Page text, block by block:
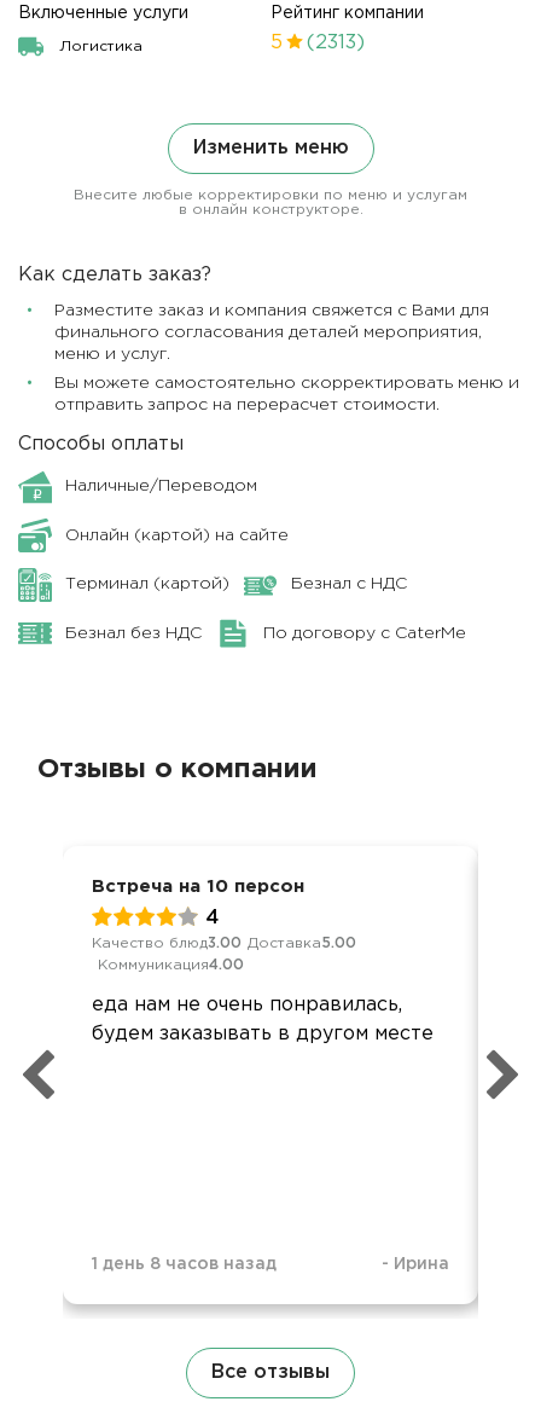
Включенные услуги
Логистика
Рейтинг компании
5 (2313)
Изменить меню
Внесите любые корректировки по меню и услугам
в онлайн конструкторе.
Как сделать заказ?
Разместите заказ и компания свяжется с Вами для
финального согласования деталей мероприятия,
меню и услуг.
Вы можете самостоятельно скорректировать меню и
отправить запрос на перерасчет стоимости.
Способы оплаты
Наличные/Переводом
Онлайн (картой) на сайте
Терминал (картой) Безнал с НДС
Безнал без НДС По договору с CaterMe
Отзывы о компании
Встреча на 10 персон
4
Качество блюд3.00 Доставка5.00
Коммуникация4.00
еда нам не очень понравилась,
будем заказывать в другом месте
1 день 8 часов назад - Ирина
Все отзывы